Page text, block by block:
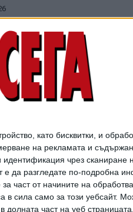
като бисквитки, и
на рекламата и
чрез сканиране
да разгледате по-подробна
част от начините на
сила само за този уебсайт.
долната част на уеб страницата.
добре късно,
със запален